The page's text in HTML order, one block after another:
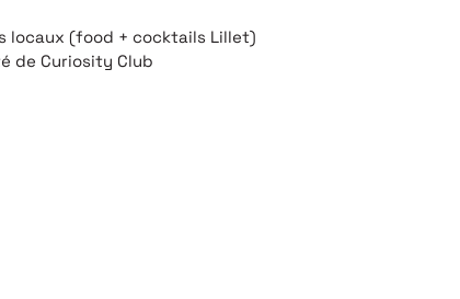
locaux (food + cocktails Lillet)
de Curiosity Club
SIMPLEMENT NE RIEN MANQUER